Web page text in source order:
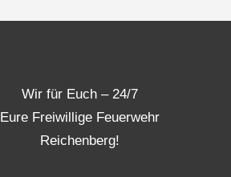
Wir für Euch – 24/7
Eure Freiwillige Feuerwehr
Reichenberg!